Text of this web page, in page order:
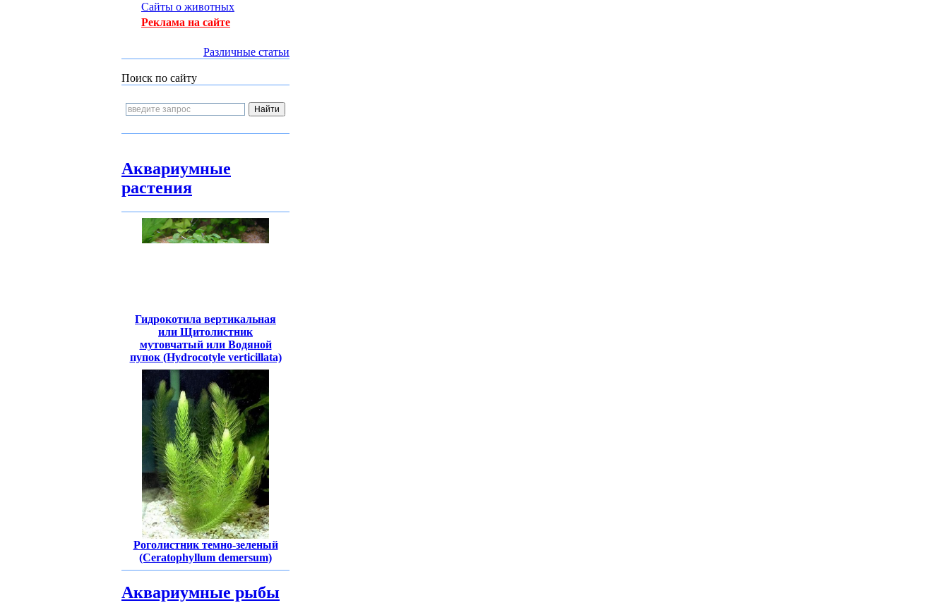
Сайты о животных
Реклама на сайте
Различные статьи
Поиск по сайту
Аквариумные
растения
Гидрокотила вертикальная
или Щитолистник
мутовчатый или Водяной
пупок (Hydrocotyle verticillata)
Роголистник темно-зеленый
(Ceratophyllum demersum)
Аквариумные рыбы